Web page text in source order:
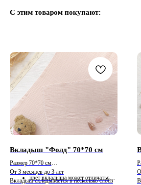
С этим товаром покупают:
Вкладыш "Фолд" 70*70 см
Размер 70*70 см
От 3 месяцев до 3 лет
Вкладыш складывается в несколько слоёв
цвет вкладыша может отличаться в